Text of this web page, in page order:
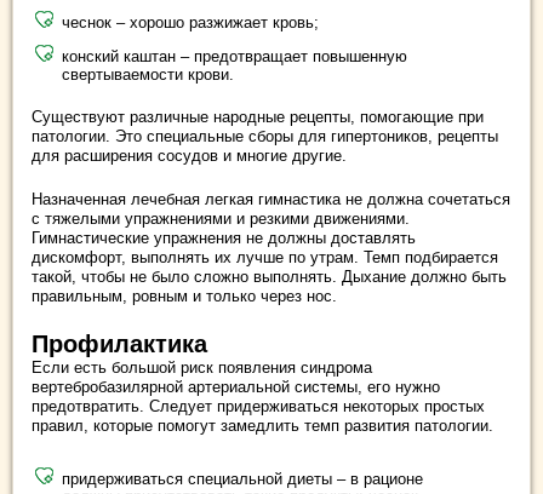
чеснок – хорошо разжижает кровь;
конский каштан – предотвращает повышенную
свертываемости крови.
Существуют различные народные рецепты, помогающие при
патологии. Это специальные сборы для гипертоников, рецепты
для расширения сосудов и многие другие.
Назначенная лечебная легкая гимнастика не должна сочетаться
с тяжелыми упражнениями и резкими движениями.
Гимнастические упражнения не должны доставлять
дискомфорт, выполнять их лучше по утрам. Темп подбирается
такой, чтобы не было сложно выполнять. Дыхание должно быть
правильным, ровным и только через нос.
Профилактика
Если есть большой риск появления синдрома
вертебробазилярной артериальной системы, его нужно
предотвратить. Следует придерживаться некоторых простых
правил, которые помогут замедлить темп развития патологии.
придерживаться специальной диеты – в рационе